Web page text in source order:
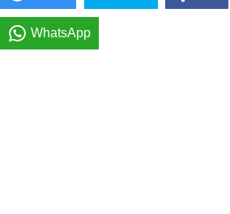
WhatsApp